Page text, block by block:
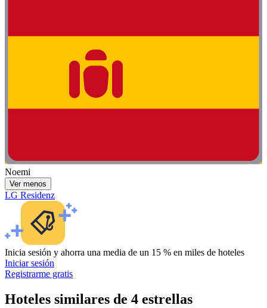
Noemi
Ver menos
LG Residenz
Inicia sesión y ahorra una media de un 15 % en miles de hoteles
Iniciar sesión
Registrarme gratis
Hoteles similares de 4 estrellas